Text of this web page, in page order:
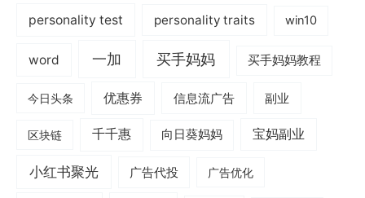
personality test personality traits win10
word 一加 买手妈妈 买手妈妈教程
今日头条 优惠券 信息流广告 副业
区块链 千千惠 向日葵妈妈 宝妈副业
小红书聚光 广告代投 广告优化